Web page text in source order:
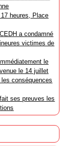
heures, Place
a condamné
victimes de
le
le 14 juillet
conséquences
ses preuves les